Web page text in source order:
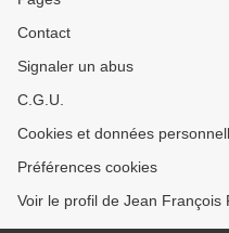
Contact
Signaler un abus
C.G.U.
Cookies et données
Préférences cookies
Voir le profil de Jean François